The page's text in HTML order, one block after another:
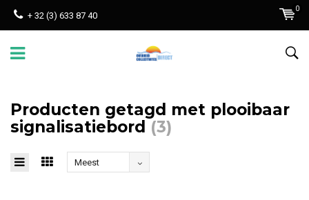
+ 32 (3) 633 87 40
0
Producten getagd met plooibaar
signalisatiebord (3)
Meest